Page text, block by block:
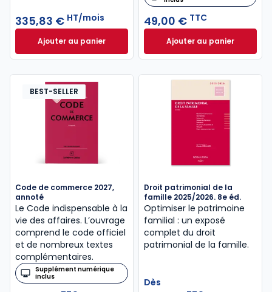
335,83 € HT/mois
Ajouter au panierInneo Notaire à 335,83 €HT/mois
49,00 € TTC
Ajouter au panier
Code civil 2027,
BEST-SELLER
Code de commerce 2027,
annoté
Le Code indispensable à la
vie des affaires. L’ouvrage
comprend le code officiel
et de nombreux textes
complémentaires.
Supplément numérique
inclus
Droit patrimonial de la
famille 2025/2026. 8e éd.
Optimiser le patrimoine
familial : un exposé
complet du droit
patrimonial de la famille.
Dès